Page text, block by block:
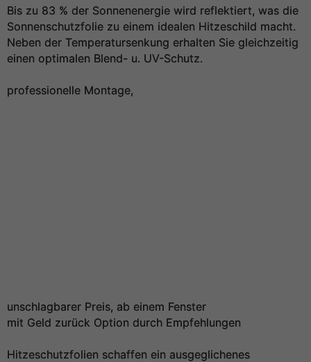
Bis zu 83 % der Sonnenenergie wird reflektiert, was die
Sonnenschutzfolie zu einem idealen Hitzeschild macht.
Neben der Temperatursenkung erhalten Sie gleichzeitig
einen optimalen Blend- u. UV-Schutz.
professionelle Montage,
unschlagbarer Preis, ab einem Fenster
mit Geld zurück Option durch Empfehlungen
Hitzeschutzfolien schaffen ein ausgeglichenes